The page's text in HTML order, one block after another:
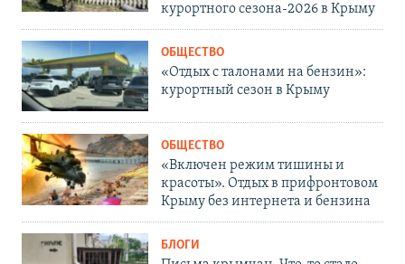
курортного сезона-2026 в Крыму
ОБЩЕСТВО
«Отдых с талонами на бензин»:
курортный сезон в Крыму
ОБЩЕСТВО
«Включен режим тишины и
красоты». Отдых в прифронтовом
Крыму без интернета и бензина
БЛОГИ